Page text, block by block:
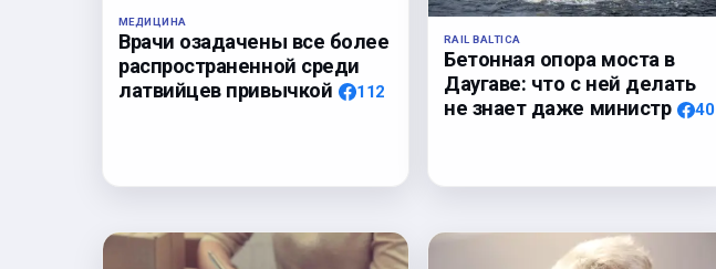
МЕДИЦИНА
Врачи озадачены все более
распространенной среди
латвийцев привычкой
112
RAIL BALTICA
Бетонная опора моста в
Даугаве: что с ней делать
не знает даже министр
40